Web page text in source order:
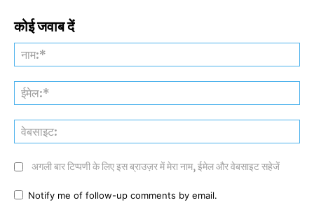
कोई जवाब दें
अगली बार टिप्पणी के लिए इस ब्राउज़र में मेरा नाम, ईमेल और वेबसाइट सहेजें
Notify me of follow-up comments by email.